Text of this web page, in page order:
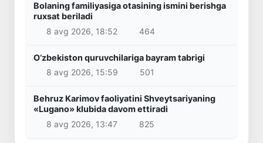
Bolaning familiyasiga otasining ismini berishga
ruxsat beriladi
8 avg 2026, 18:52
464
O‘zbekiston quruvchilariga bayram tabrigi
8 avg 2026, 15:59
501
Behruz Karimov faoliyatini Shveytsariyaning
«Lugano» klubida davom ettiradi
8 avg 2026, 13:47
825